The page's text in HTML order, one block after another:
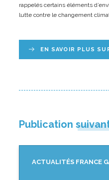
rappelés certains éléments
lutte contre le changement
EN SAVOIR PLUS
Publication
ACTUALITÉS FRANCE